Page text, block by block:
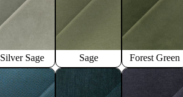
Silver Sage Sage Forest Green